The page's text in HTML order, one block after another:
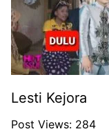
Lesti Kejora
Post Views: 284